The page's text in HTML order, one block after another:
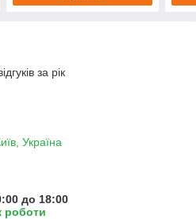
за рік
Україна
до 18:00
роботи